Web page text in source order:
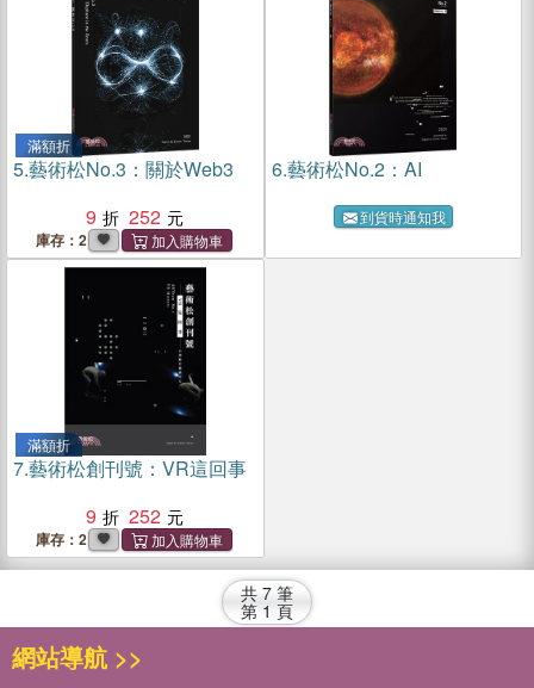
滿額折
5.藝術松No.3：關於Web3
9
252
庫存：2
6.藝術松No.2：AI
到貨時通知我
滿額折
7.藝術松創刊號：VR這回事
9
252
庫存：2
共 7 筆
第 1 頁
網站導航 >>